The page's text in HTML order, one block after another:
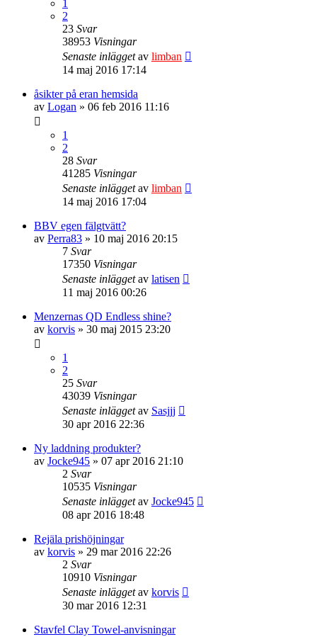
1
2
23 Svar
38953 Visningar
Senaste inläggetav limban
14 maj 2016 17:14
åsikter på eran hemsida
av Logan » 06 feb 2016 11:16
1
2
28 Svar
41285 Visningar
Senaste inläggetav limban
14 maj 2016 17:04
BBV egen fälgtvätt?
av Perra83 » 10 maj 2016 20:15
7 Svar
17350 Visningar
Senaste inläggetav latisen
11 maj 2016 00:26
Menzernas QD Endless shine?
av korvis » 30 maj 2015 23:20
1
2
25 Svar
43039 Visningar
Senaste inläggetav Sasjjj
30 apr 2016 22:36
Ny laddning produkter?
av Jocke945 » 07 apr 2016 21:10
2 Svar
10535 Visningar
Senaste inläggetav Jocke945
08 apr 2016 18:48
Rejäla prishöjningar
av korvis » 29 mar 2016 22:26
2 Svar
10910 Visningar
Senaste inläggetav korvis
30 mar 2016 12:31
Stavfel Clay Towel-anvisningar